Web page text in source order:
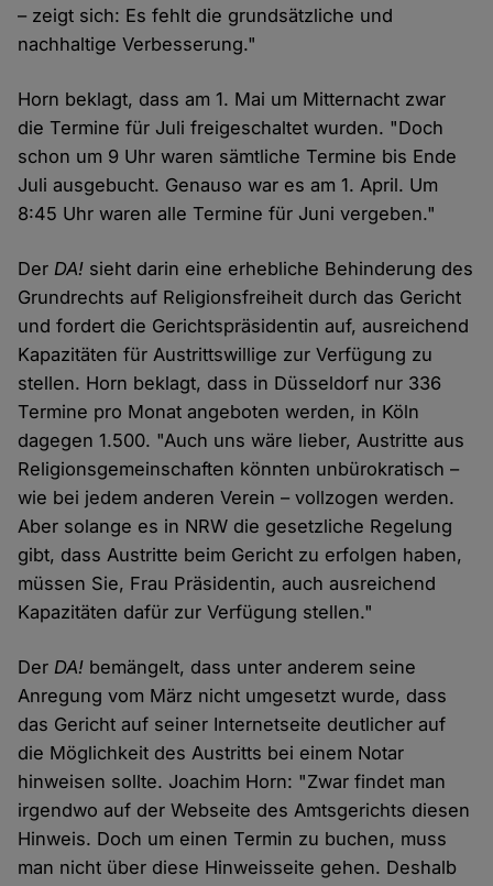
– zeigt sich: Es fehlt die grundsätzliche und
nachhaltige Verbesserung."
Horn beklagt, dass am 1. Mai um Mitternacht zwar
die Termine für Juli freigeschaltet wurden. "Doch
schon um 9 Uhr waren sämtliche Termine bis Ende
Juli ausgebucht. Genauso war es am 1. April. Um
8:45 Uhr waren alle Termine für Juni vergeben."
DerDA! sieht darin eine erhebliche Behinderung des
Grundrechts auf Religionsfreiheit durch das Gericht
und fordert die Gerichtspräsidentin auf, ausreichend
Kapazitäten für Austrittswillige zur Verfügung zu
stellen. Horn beklagt, dass in Düsseldorf nur 336
Termine pro Monat angeboten werden, in Köln
dagegen 1.500. "Auch uns wäre lieber, Austritte aus
Religionsgemeinschaften könnten unbürokratisch –
wie bei jedem anderen Verein – vollzogen werden.
Aber solange es in NRW die gesetzliche Regelung
gibt, dass Austritte beim Gericht zu erfolgen haben,
müssen Sie, Frau Präsidentin, auch ausreichend
Kapazitäten dafür zur Verfügung stellen."
DerDA! bemängelt, dass unter anderem seine
Anregung vom März nicht umgesetzt wurde, dass
das Gericht auf seiner Internetseite deutlicher auf
die Möglichkeit des Austritts bei einem Notar
hinweisen sollte. Joachim Horn: "Zwar findet man
irgendwo auf der Webseite des Amtsgerichts diesen
Hinweis. Doch um einen Termin zu buchen, muss
man nicht über diese Hinweisseite gehen. Deshalb